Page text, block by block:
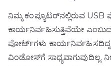
ನಿಮ್ಮ ಕಂಪ್ಯೂಟರ್‌ನಲ್ಲಿರುವ
ಕಾರ್ಯನಿರ್ವಹಿಸುತ್ತಿವೆಯೇ
ಪೋರ್ಟ್‌ಗಳು
ವಿಂಡೋಸ್‌ಗೆ ಸಾಧ್ಯವಾಗುವುದಿಲ್ಲ.